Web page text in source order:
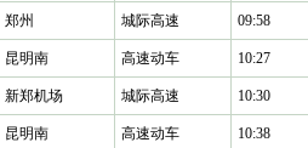
郑州 城际高速 09:58
昆明南 高速动车 10:27
新郑机场 城际高速 10:30
昆明南 高速动车 10:38